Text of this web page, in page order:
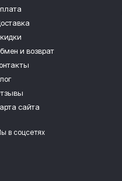
и возврат
сайта
в соцсетях